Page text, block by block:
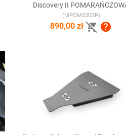
Discovery II
(MPOM03D2P)
890,00 zł  